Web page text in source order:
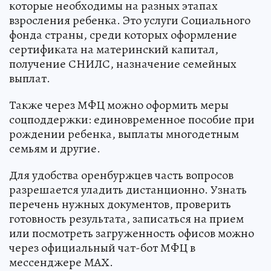
которые необходимы на разных этапах
взросления ребенка. Это услуги Социального
фонда страны, среди которых оформление
сертификата на материнский капитал,
получение СНИЛС, назначение семейных
выплат.
Также через МФЦ можно оформить меры
соцподдержки: единовременное пособие при
рождении ребенка, выплаты многодетным
семьям и другие.
Для удобства оренбуржцев часть вопросов
разрешается уладить дистанционно. Узнать
перечень нужных документов, проверить
готовность результата, записаться на прием
или посмотреть загруженность офисов можно
через официальный чат-бот МФЦ в
мессенджере МАХ.